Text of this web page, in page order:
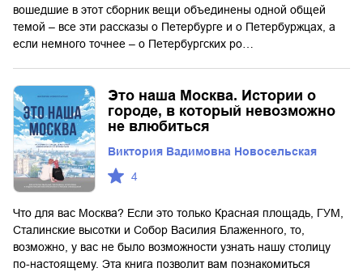
вошедшие в этот сборник вещи объединены одной общей
темой – все эти рассказы о Петербурге и о Петербуржцах, а
если немного точнее – о Петербургских ро…
Это наша Москва. Истории о
городе, в который невозможно
не влюбиться
Виктория Вадимовна Новосельская
4
Что для вас Москва? Если это только Красная площадь, ГУМ,
Сталинские высотки и Собор Василия Блаженного, то,
возможно, у вас не было возможности узнать нашу столицу
по-настоящему. Эта книга позволит вам познакомиться